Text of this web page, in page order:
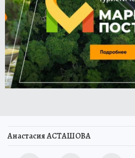
Анастасия АСТАШОВА